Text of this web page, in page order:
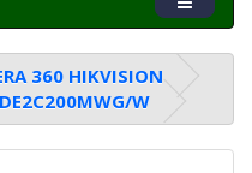
360 HIKVISION
W